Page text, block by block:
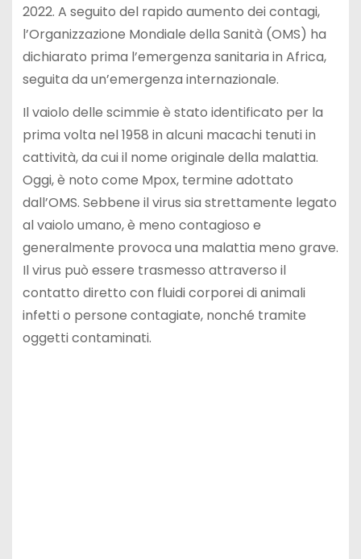
2022. A seguito del rapido aumento dei contagi,
l’Organizzazione Mondiale della Sanità (OMS) ha
dichiarato prima l’emergenza sanitaria in Africa,
seguita da un’emergenza internazionale.
Il vaiolo delle scimmie è stato identificato per la
prima volta nel 1958 in alcuni macachi tenuti in
cattività, da cui il nome originale della malattia.
Oggi, è noto come Mpox, termine adottato
dall’OMS. Sebbene il virus sia strettamente legato
al vaiolo umano, è meno contagioso e
generalmente provoca una malattia meno grave.
Il virus può essere trasmesso attraverso il
contatto diretto con fluidi corporei di animali
infetti o persone contagiate, nonché tramite
oggetti contaminati.